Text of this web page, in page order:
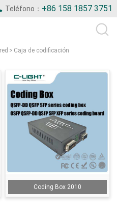
Teléfono： +86 158 1857 3751
> Caja de codificación
Coding Box 2010